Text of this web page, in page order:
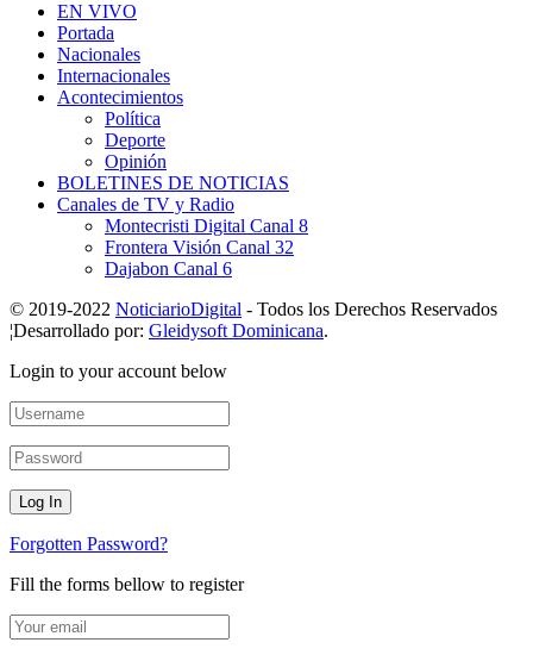
EN VIVO
Portada
Nacionales
Internacionales
Acontecimientos
Política
Deporte
Opinión
BOLETINES DE NOTICIAS
Canales de TV y Radio
Montecristi Digital Canal 8
Frontera Visión Canal 32
Dajabon Canal 6
© 2019-2022 NoticiarioDigital - Todos los Derechos Reservados
¦Desarrollado por: Gleidysoft Dominicana.
Login to your account below
Forgotten Password?
Fill the forms bellow to register